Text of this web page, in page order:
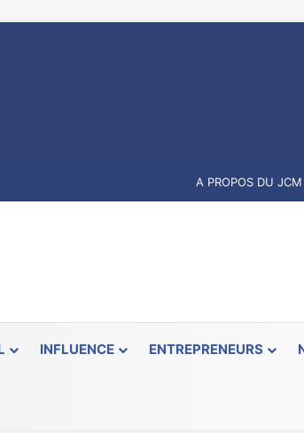
A PROPOS DU JCM
INFLUENCE ENTREPRENEURS